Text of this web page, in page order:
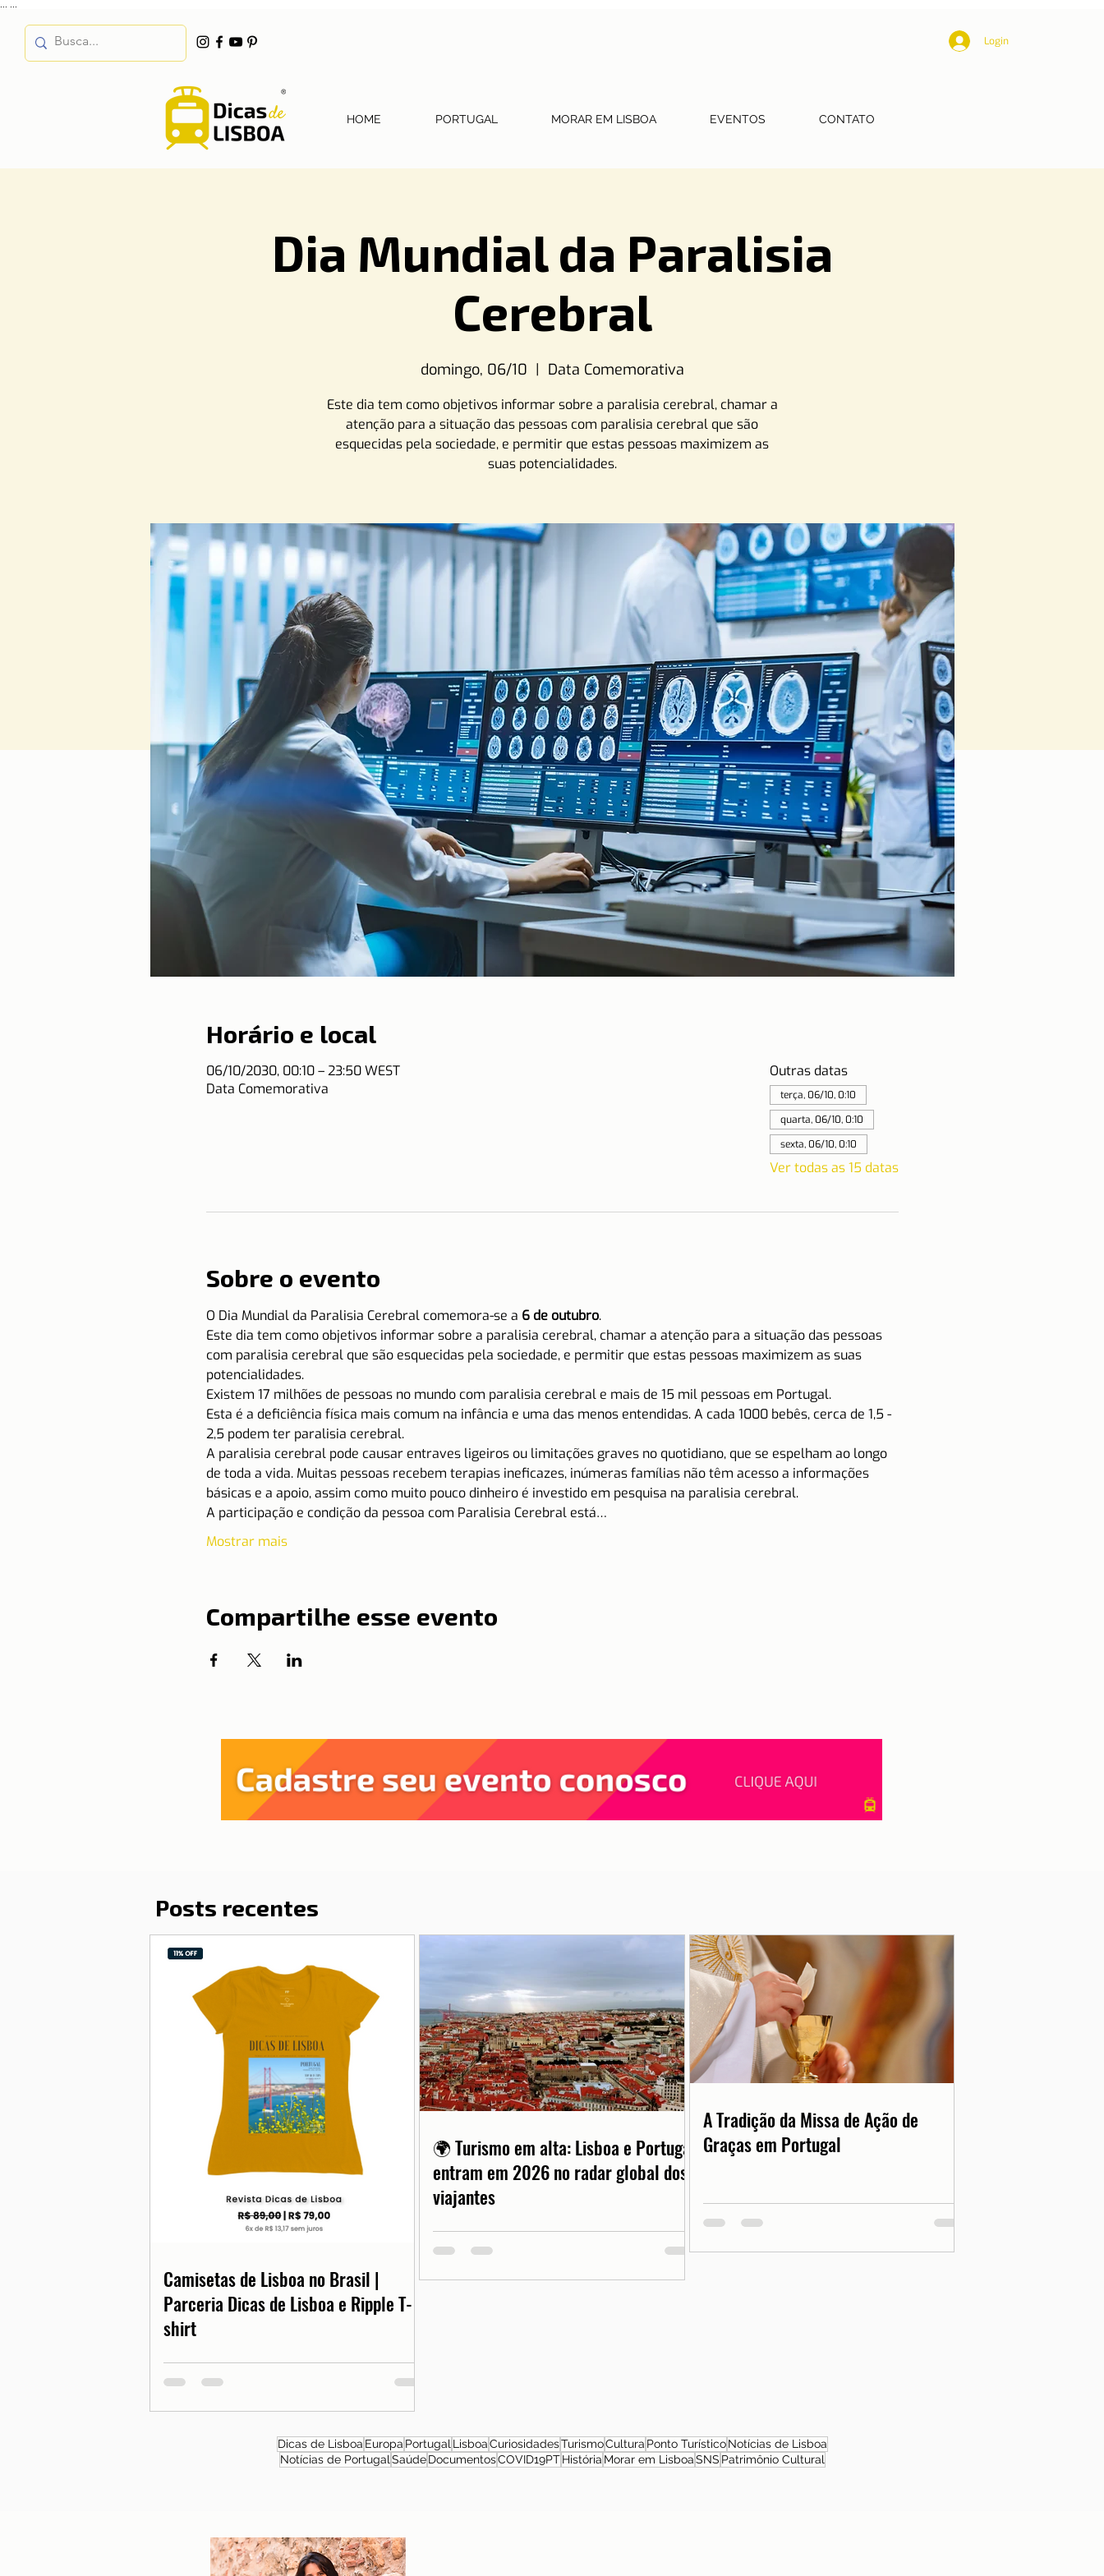
Login
HOME PORTUGAL MORAR EM LISBOA EVENTOS CONTATO
Dia Mundial da Paralisia
Cerebral
domingo, 06/10
  |
Data Comemorativa
Este dia tem como objetivos informar sobre a paralisia cerebral, chamar a
atenção para a situação das pessoas com paralisia cerebral que são
esquecidas pela sociedade, e permitir que estas pessoas maximizem as
suas potencialidades.
Horário e local
06/10/2030, 00:10 – 23:50 WEST
Data Comemorativa
Outras datas
terça, 06/10, 0:10
quarta, 06/10, 0:10
sexta, 06/10, 0:10
Ver todas as 15 datas
Sobre o evento
O Dia Mundial da Paralisia Cerebral comemora-se a 6 de outubro.
Este dia tem como objetivos informar sobre a paralisia cerebral, chamar a atenção para a situação das pessoas
com paralisia cerebral que são esquecidas pela sociedade, e permitir que estas pessoas maximizem as suas
potencialidades.
Existem 17 milhões de pessoas no mundo com paralisia cerebral e mais de 15 mil pessoas em Portugal.
Esta é a deficiência física mais comum na infância e uma das menos entendidas. A cada 1000 bebês, cerca de 1,5 -
2,5 podem ter paralisia cerebral.
A paralisia cerebral pode causar entraves ligeiros ou limitações graves no quotidiano, que se espelham ao longo
de toda a vida. Muitas pessoas recebem terapias ineficazes, inúmeras famílias não têm acesso a informações
básicas e a apoio, assim como muito pouco dinheiro é investido em pesquisa na paralisia cerebral.
A participação e condição da pessoa com Paralisia Cerebral está…
Mostrar mais
Compartilhe esse evento
Posts recentes
Camisetas de Lisboa no Brasil |
Parceria Dicas de Lisboa e Ripple T-
shirt
🌍 Turismo em alta: Lisboa e Portugal
entram em 2026 no radar global dos
viajantes
A Tradição da Missa de Ação de
Graças em Portugal
Dicas de Lisboa Europa Portugal LisboaCuriosidadesTurismoCultura Ponto Turístico Notícias de Lisboa
Notícias de Portugal Saúde DocumentosCOVID19PT História Morar em LisboaSNS Patrimônio Cultural